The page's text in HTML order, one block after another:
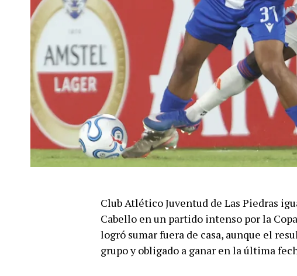
Club Atlético Juventud de Las Piedras
Cabello en un partido intenso por la
logró sumar fuera de casa, aunque el
grupo y obligado a ganar en la última